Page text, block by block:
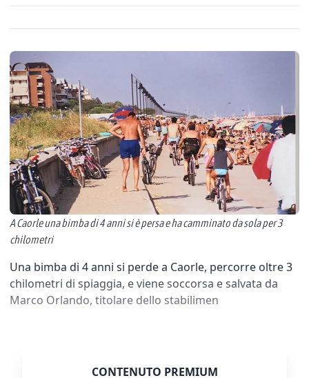
A Caorle una bimba di 4 anni si è persa e ha camminato da sola per 3
chilometri
Una bimba di 4 anni si perde a Caorle, percorre oltre 3
chilometri di spiaggia, e viene soccorsa e salvata da
Marco Orlando, titolare dello stabilimen
CONTENUTO PREMIUM